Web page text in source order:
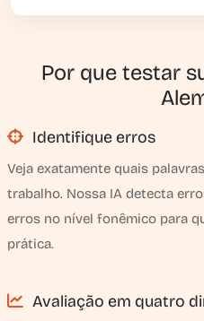
Por que testar
Identifique erros
Veja exatamente quais
trabalho. Nossa IA detecta
erros no nível fonêmico para
prática.
Avaliação em quatro